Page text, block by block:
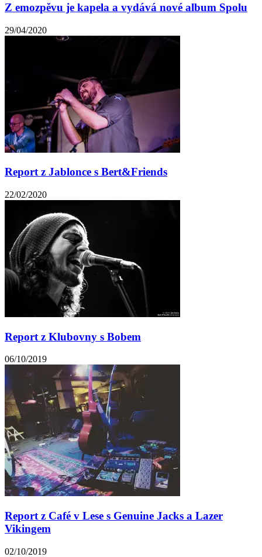
Z emozpěvu je kapela a vydává nové album Spolu
29/04/2020
Report z Jablonce s Bert&Friends
22/02/2020
Report z Klubovny s Bobem
06/10/2019
Report z Café v Lese s Genuine Jacks a Lazer
Vikingem
02/10/2019